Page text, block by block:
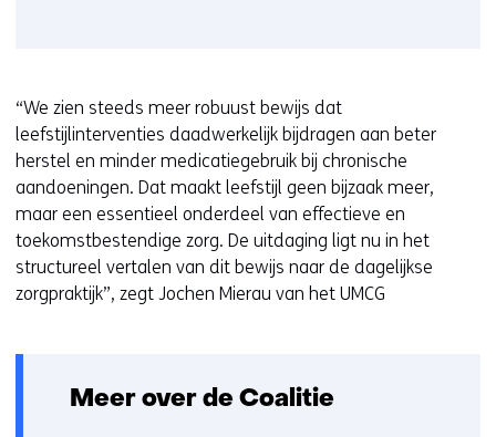
“We zien steeds meer robuust bewijs dat
leefstijlinterventies daadwerkelijk bijdragen aan beter
herstel en minder medicatiegebruik bij chronische
aandoeningen. Dat maakt leefstijl geen bijzaak meer,
maar een essentieel onderdeel van effectieve en
toekomstbestendige zorg. De uitdaging ligt nu in het
structureel vertalen van dit bewijs naar de dagelijkse
zorgpraktijk”, zegt Jochen Mierau van het UMCG
Meer over de Coalitie